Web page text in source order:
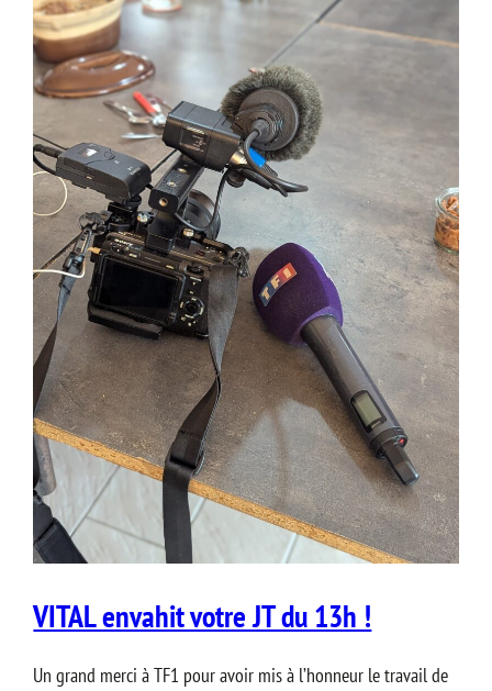
VITAL envahit votre JT du 13h !
Un grand merci à TF1 pour avoir mis à l’honneur le travail de